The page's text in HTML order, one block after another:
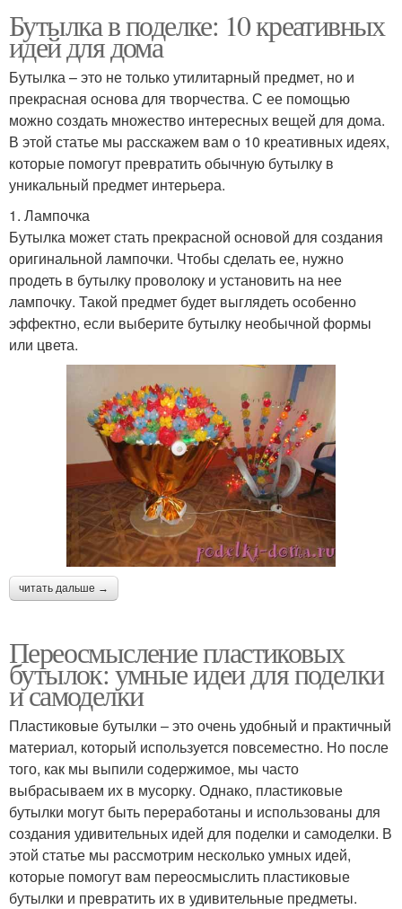
Бутылка в поделке: 10 креативных
идей для дома
Бутылка – это не только утилитарный предмет, но и
прекрасная основа для творчества. С ее помощью
можно создать множество интересных вещей для дома.
В этой статье мы расскажем вам о 10 креативных идеях,
которые помогут превратить обычную бутылку в
уникальный предмет интерьера.
1. Лампочка
Бутылка может стать прекрасной основой для создания
оригинальной лампочки. Чтобы сделать ее, нужно
продеть в бутылку проволоку и установить на нее
лампочку. Такой предмет будет выглядеть особенно
эффектно, если выберите бутылку необычной формы
или цвета.
читать дальше →
Переосмысление пластиковых
бутылок: умные идеи для поделки
и самоделки
Пластиковые бутылки – это очень удобный и практичный
материал, который используется повсеместно. Но после
того, как мы выпили содержимое, мы часто
выбрасываем их в мусорку. Однако, пластиковые
бутылки могут быть переработаны и использованы для
создания удивительных идей для поделки и самоделки. В
этой статье мы рассмотрим несколько умных идей,
которые помогут вам переосмыслить пластиковые
бутылки и превратить их в удивительные предметы.